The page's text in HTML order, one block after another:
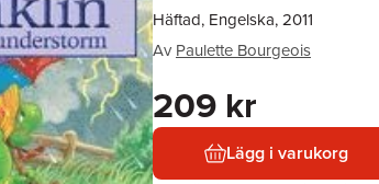
Häftad, Engelska, 2011
Av Paulette Bourgeois
209 kr
Lägg i varukorg